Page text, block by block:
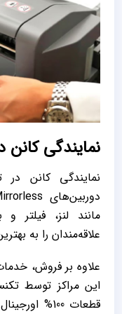
نمایندگی کانن
نمایندگی کانن در
مانند لنز، فیلتر
علاقه‌مندان را به
علاوه بر فروش،
این مراکز توسط
قطعات 100%